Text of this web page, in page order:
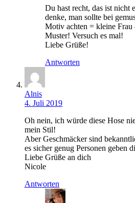
Du hast recht, das ist nicht
denke, man sollte bei
Motiv achten = kleine Frau
Muster! Versuch es mal!
Liebe Grüße!
Antworten
Alnis
4. Juli 2019
Oh nein, ich würde diese Hose
mein Stil!
Aber Geschmäcker sind
es sicher genug Personen geben
Liebe Grüße an dich
Nicole
Antworten